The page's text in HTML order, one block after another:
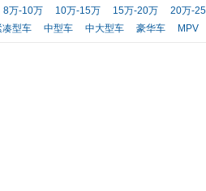
8万-10万 10万-15万 15万-20万
20万-
凑型车 中型车 中大型车 豪华车 MPV